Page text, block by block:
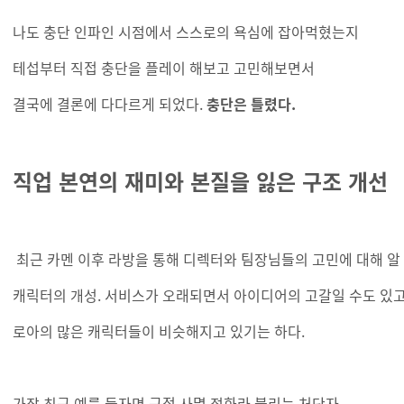
나도 충단 인파인 시점에서 스스로의 욕심에 잡아먹혔는지
테섭부터 직접 충단을 플레이 해보고 고민해보면서
결국에 결론에 다다르게 되었다.충단은 틀렸다.
직업 본연의 재미와 본질을 잃은 구조 개선
최근 카멘 이후 라방을 통해 디렉터와 팀장님들의 고민에 대해
캐릭터의 개성. 서비스가 오래되면서 아이디어의 고갈일 수도 있
로아의 많은 캐릭터들이 비슷해지고 있기는 하다.